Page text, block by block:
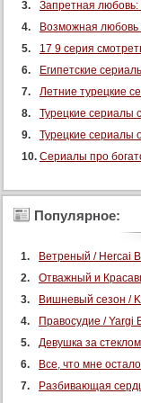
Запретная
Возможная
17 9 серия
Египетские
Летние турецкие
Турецкие сериалы
Турецкие сериалы
Сериалы про
Популярное:
Ветреный / Hercai
Отважный и
Вишневый сезон /
Правосудие / Yargi
Девушка за
Все, что мне
Разбивающая